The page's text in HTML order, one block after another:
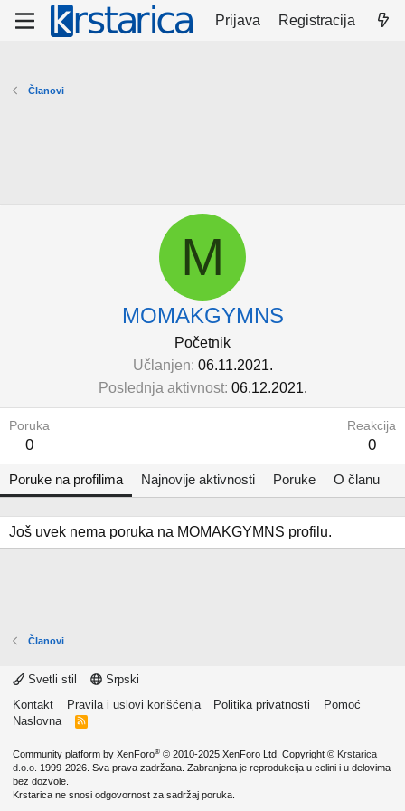
Prijava Registracija
Članovi
M
MOMAKGYMNS
Početnik
Učlanjen 06.11.2021.
Poslednja aktivnost 06.12.2021.
Poruka
0
Reakcija
0
Poruke na profilima Najnovije aktivnosti Poruke O članu
Još uvek nema poruka na MOMAKGYMNS profilu.
Članovi
Svetli stil
Srpski
Kontakt
Pravila i uslovi korišćenja Politika privatnosti
Pomoć
Naslovna
R
Community platform by XenForo® © 2010-2025 XenForo Ltd. Copyright © Krstarica
d.o.o. 1999-2026. Sva prava zadržana. Zabranjena je reprodukcija u celini i u delovima
bez dozvole.
Krstarica ne snosi odgovornost za sadržaj poruka.